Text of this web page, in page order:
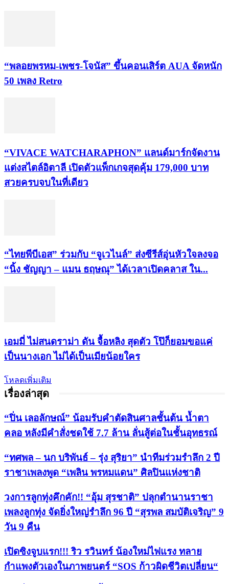
“พลอยพรหม-เพชร-โจนัส” ขึ้นคอนเสิร์ต AUA จัดหนัก
50 เพลง Retro
“VIVACE WATCHARAPHON” แลนด์มาร์กจัดงาน
แต่งสไตล์อิตาลี เปิดตัวแพ็กเกจสุดคุ้ม 179,000 บาท
สวยครบจบในที่เดียว
“ไทยพีบีเอส” ร่วมกับ “จูเวไนล์” ส่งซีรีส์อุ่นหัวใจลงจอ
“นิ้ง ชัญญา – แมน ธฤษณุ” ได้เวลาเปิดคลาส ใน...
เอมมี่ ไม่สนดราม่า ดัน จื้อหลิง สุดตัว โป๊ก็ยอมขอแค่
เป็นนางเอก ไม่ได้เป็นเมียน้อยใคร
โหลดเพิ่มเติม
เรื่องล่าสุด
“ปิ่น เลอลักษณ์” น้อมรับคำตัดสินศาลชั้นต้น น้ำตา
คลอ หลังมีคำสั่งชดใช้ 7.7 ล้าน ลั่นสู้ต่อในชั้นอุทธรณ์
“ทศพล – นก บริพันธ์ – รุ่ง สุริยา” นำทีมร่วมรำลึก 2 ปี
ราชาเพลงพูด “เพลิน พรหมแดน” ศิลปินแห่งชาติ
วงการลูกทุ่งคึกคัก!! “อุ้ม สุรชาติ” ปลุกตำนานราชา
เพลงลูกทุ่ง จัดยิ่งใหญ่รำลึก 96 ปี “สุรพล สมบัติเจริญ” 9
วัน 9 คืน
เปิดซิงจูบแรก!!! ริว รวินทร์ น้องใหม่ไฟแรง ทลาย
กำแพงตัวเองในภาพยนตร์ “SOS ก้าวผิดชีวิตเปลี่ยน“